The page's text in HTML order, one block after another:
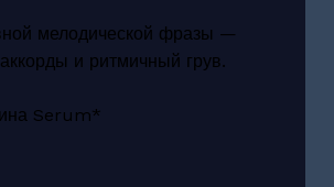
мелодической фразы —
и ритмичный грув.
Serum*